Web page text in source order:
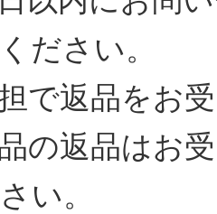
ださい。
で返品をお
の返品はお
い。